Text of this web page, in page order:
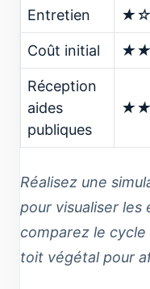
Entretien
Coût initial
Réception
aides
publiques
Réalisez une
pour visualiser les
comparez le
toit végétal pour